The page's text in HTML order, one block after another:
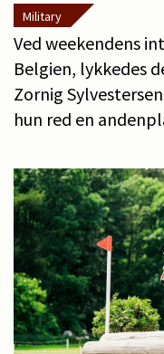
Military
Ved weekendens
Belgien, lykkedes
Zornig
hun red en